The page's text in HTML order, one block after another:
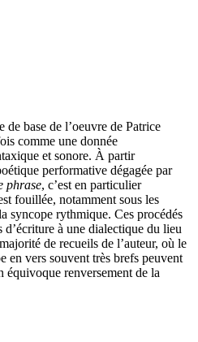
de base de l’oeuvre de Patrice
comme une donnée
et sonore. À partir
performative dégagée par
phrase, c’est en particulier
fouillée, notamment sous les
syncope rythmique. Ces procédés
d’écriture à une dialectique du lieu
de recueils de l’auteur, où le
en vers souvent très brefs peuvent
équivoque renversement de la